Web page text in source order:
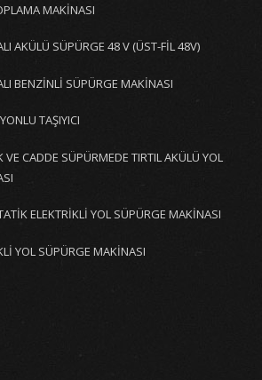
MAKİNASI
AKÜLÜ SÜPÜRGE 48 V (ÜST-FİL 48V)
BENZİNLİ SÜPÜRGE MAKİNASI
TAŞIYICI
VE CADDE SÜPÜRMEDE TIRTIL AKÜLÜ YOL
ELEKTRİKLİ YOL SÜPÜRGE MAKİNASI
YOL SÜPÜRGE MAKİNASI